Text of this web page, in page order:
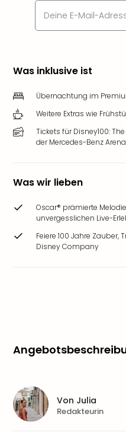
Was inklusive ist
Übernachtung im
Weitere Extras wie
Tickets für Disney100:
der Mercedes-Benz Arena
Was wir lieben
Oscar® prämierte
unvergesslichen Live-
Feiere 100 Jahre
Disney Company
Von Julia
Redakteurin